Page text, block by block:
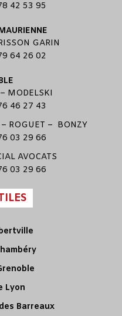
42 53 95
GARIN
64 26 02
– MODELSKI
46 27 43
– ROGUET – BONZY
03 29 66
AVOCATS
03 29 66
Lyon
Barreaux